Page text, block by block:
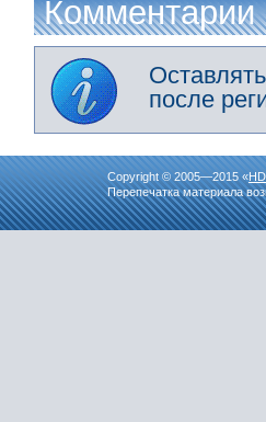
Комментарии
после
Copyright © 2005—2015 «
Перепечатка материала